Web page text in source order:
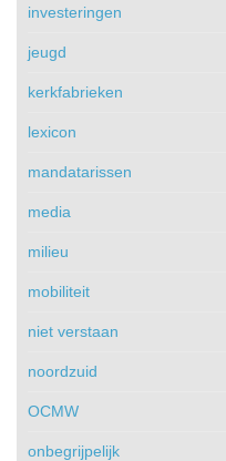
investeringen
jeugd
kerkfabrieken
lexicon
mandatarissen
media
milieu
mobiliteit
niet verstaan
noordzuid
OCMW
onbegrijpelijk